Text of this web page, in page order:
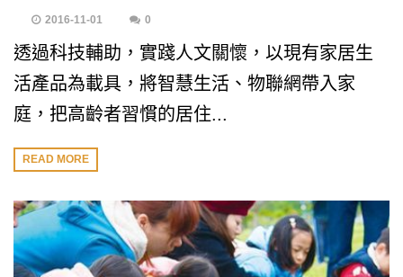
2016-11-01 0
透過科技輔助，實踐人文關懷，以現有家居生
活產品為載具，將智慧生活、物聯網帶入家
庭，把高齡者習慣的居住...
READ MORE